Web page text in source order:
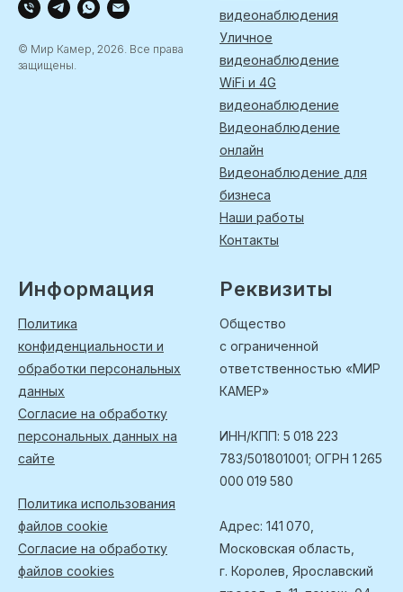
© Мир Камер, 2026. Все права
защищены.
видеонаблюдения
Уличное
видеонаблюдение
WiFi и 4G
видеонаблюдение
Видеонаблюдение
онлайн
Видеонаблюдение для
бизнеса
Наши работы
Контакты
Информация
Политика
конфиденциальности и
обработки персональных
данных
Согласие на обработку
персональных данных на
сайте
Политика использования
файлов cookie
Согласие на обработку
файлов cookies
Реквизиты
Общество
с ограниченной
ответственностью «МИР
КАМЕР»
ИНН/КПП: 5 018 223
783/501801001; ОГРН 1 265
000 019 580
Адрес: 141 070,
Московская область,
г. Королев, Ярославский